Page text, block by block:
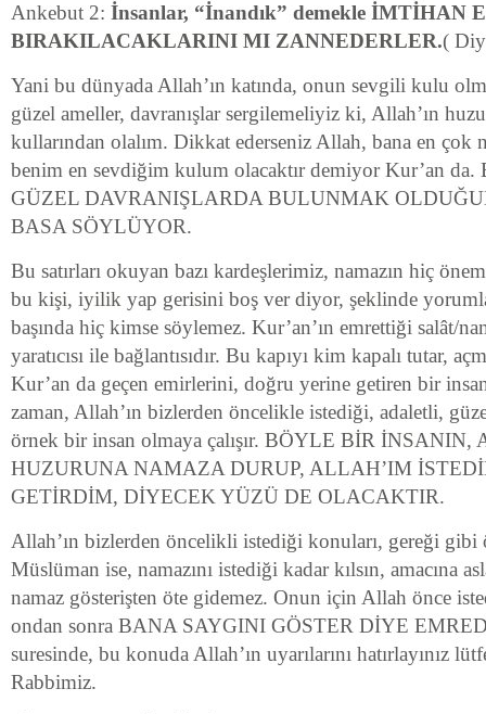
Ankebut 2: İnsanlar, “İnandık” demekle İMTİHAN
BIRAKILACAKLARINI MI ZANNEDERLER.(
Yani bu dünyada Allah’ın katında, onun sevgili kulu
güzel ameller, davranışlar sergilemeliyiz ki, Allah’ın
kullarından olalım. Dikkat ederseniz Allah, bana en çok
benim en sevdiğim kulum olacaktır demiyor Kur’an
GÜZEL DAVRANIŞLARDA BULUNMAK
BASA SÖYLÜYOR.
Bu satırları okuyan bazı kardeşlerimiz, namazın hiç
bu kişi, iyilik yap gerisini boş ver diyor, şeklinde
başında hiç kimse söylemez. Kur’an’ın emrettiği salât/
yaratıcısı ile bağlantısıdır. Bu kapıyı kim kapalı tutar,
Kur’an da geçen emirlerini, doğru yerine getiren bir
zaman, Allah’ın bizlerden öncelikle istediği, adaletli,
örnek bir insan olmaya çalışır. BÖYLE BİR İNSANIN,
HUZURUNA NAMAZA DURUP, ALLAH’IM
GETİRDİM, DİYECEK YÜZÜ DE OLACAKTIR.
Allah’ın bizlerden öncelikli istediği konuları, gereği gibi
Müslüman ise, namazını istediği kadar kılsın, amacına
namaz gösterişten öte gidemez. Onun için Allah önce
ondan sonra BANA SAYGINI GÖSTER DİYE
suresinde, bu konuda Allah’ın uyarılarını hatırlayınız
Rabbimiz.